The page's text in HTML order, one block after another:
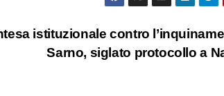
istituzionale contro
Sarno, siglato protocollo a